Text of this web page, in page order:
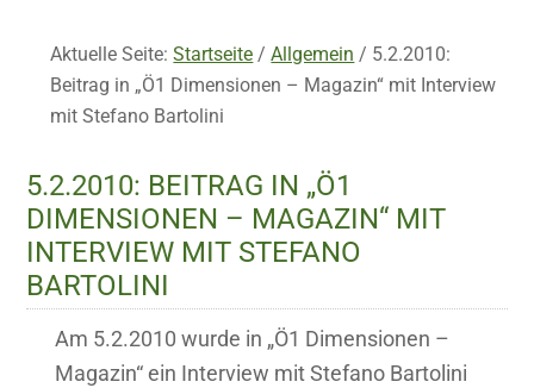
Aktuelle Seite:Startseite / Allgemein / 5.2.2010:
Beitrag in „Ö1 Dimensionen – Magazin“ mit Interview
mit Stefano Bartolini
5.2.2010: BEITRAG IN „Ö1
DIMENSIONEN – MAGAZIN“ MIT
INTERVIEW MIT STEFANO
BARTOLINI
Am 5.2.2010 wurde in „Ö1 Dimensionen –
Magazin“ ein Interview mit Stefano Bartolini